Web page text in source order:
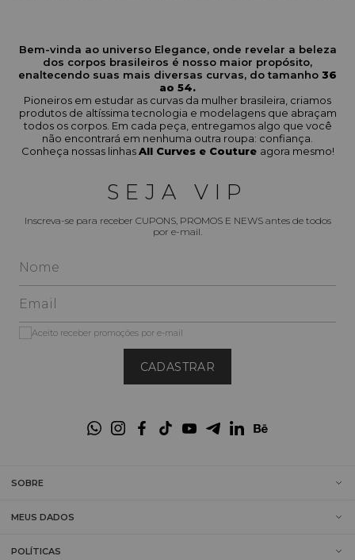
Destaques da Nossa Coleção de
Vestidos Jeans
Nossa seleção foca na versatilidade do modelo chemise, que se
adapta perfeitamente a diferentes ocasiões. O Vestido
Chemise Jeans Cordão traz uma proposta fresh com lavagem
média e mangas curtas, onde o detalhe do cordão na cintura
personalizada.
Longo Jeans é a escolha ideal. Com lavagem escura e
sofisticada, esta peça oferece um visual alongado e elegante,
estilo sem abrir mão da praticidade que apenas o
Por Que Escolher o Jeans da Elegance?
proporções All Curves.
Versatilidade de Comprimentos:
Opções que variam do
Bem-vinda ao universo Elegance, onde revelar a beleza
dos corpos brasileiros é nosso maior propósito,
enaltecendo suas mais diversas curvas, do tamanho 36
ao 54.
Pioneiros em estudar as curvas da mulher brasileira, criamos
produtos de altíssima tecnologia e modelagens que abraçam
todos os corpos. Em cada peça, entregamos algo que você
não encontrará em nenhuma outra roupa: confiança.
Conheça nossas linhasAll Curves e Couture agora mesmo!
SEJA VIP
Inscreva-se para receber CUPONS, PROMOS E NEWS antes de todos
por e-mail.
CADASTRAR
Aceito receber promoções por e-mail
SOBRE
MEUS DADOS
POLÍTICAS